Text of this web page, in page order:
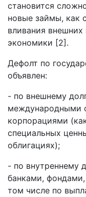
становится
новые займы, как
вливания внешних
экономики [2].
Дефолт по
объявлен:
- по внешнему
международными
корпорациями
специальных
облигациях);
- по внутреннему
банками,
том числе по